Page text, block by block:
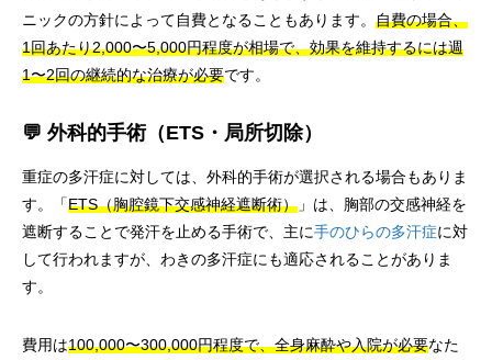
ニックの方針によって自費となることもあります。 自費の場合、
1回あたり2,000〜5,000円程度が相場で、効果を維持するには週
1〜2回の継続的な治療が必要です。
💬 外科的手術（ETS・局所切除）
重症の多汗症に対しては、外科的手術が選択される場合もありま
す。「ETS（胸腔鏡下交感神経遮断術） 」は、胸部の交感神経を
遮断することで発汗を止める手術で、主に手のひらの多汗症に対
して行われますが、わきの多汗症にも適応されることがありま
す。
費用は100,000〜300,000円程度で、全身麻酔や入院が必要なた